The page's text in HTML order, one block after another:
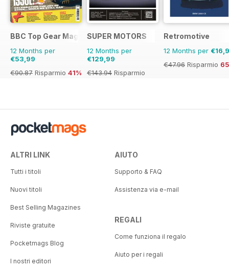
BBC Top Gear Magazine
12 Months per
€53,99
€90.87 Risparmio 41%
SUPER MOTORS
12 Months per
€129,99
€143.94 Risparmio
Retromotive
12 Months per
€47.96 Risparmio
ALTRI LINK
Tutti i titoli
Nuovi titoli
Best Selling Magazines
Riviste gratuite
Pocketmags Blog
I nostri editori
AIUTO
Supporto & FAQ
Assistenza via e-mail
REGALI
Come funziona il regalo
Aiuto per i regali